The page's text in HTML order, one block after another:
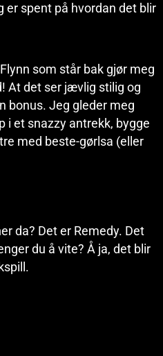
er spent på hvordan det blir
som står bak gjør meg
At det ser jævlig stilig og
bonus. Jeg gleder meg
i et snazzy antrekk, bygge
med beste-gørlsa (eller
da? Det er Remedy. Det
du å vite? Å ja, det blir